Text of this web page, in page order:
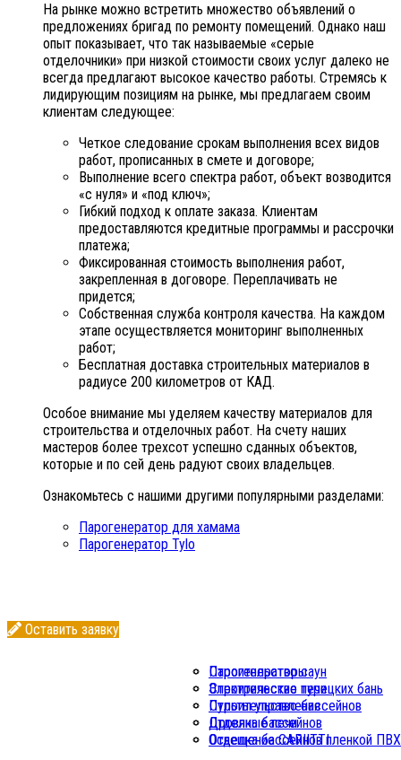
Парогенераторы
Электрические печи
Пульты управления
Дровяные печи
Освещение CARIITTI
Строительство саун
Строительство турецких бань
Строительство бассейнов
Отделка бассейнов
Отделка бассейнов пленкой ПВХ
На рынке можно встретить множество объявлений о
предложениях бригад по ремонту помещений. Однако наш
опыт показывает, что так называемые «серые
отделочники» при низкой стоимости своих услуг далеко не
всегда предлагают высокое качество работы. Стремясь к
лидирующим позициям на рынке, мы предлагаем своим
клиентам следующее:
Четкое следование срокам выполнения всех видов
работ, прописанных в смете и договоре;
Выполнение всего спектра работ, объект возводится
«с нуля» и «под ключ»;
Гибкий подход к оплате заказа. Клиентам
предоставляются кредитные программы и рассрочки
платежа;
Фиксированная стоимость выполнения работ,
закрепленная в договоре. Переплачивать не
придется;
Собственная служба контроля качества. На каждом
этапе осуществляется мониторинг выполненных
работ;
Бесплатная доставка строительных материалов в
радиусе 200 километров от КАД.
Особое внимание мы уделяем качеству материалов для
строительства и отделочных работ. На счету наших
мастеров более трехсот успешно сданных объектов,
которые и по сей день радуют своих владельцев.
Ознакомьтесь с нашими другими популярными разделами:
Парогенератор для хамама
Парогенератор Tylo
Оставить заявку